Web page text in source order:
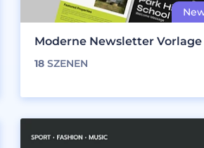
Moderne Newsletter Vorlage
18SZENEN